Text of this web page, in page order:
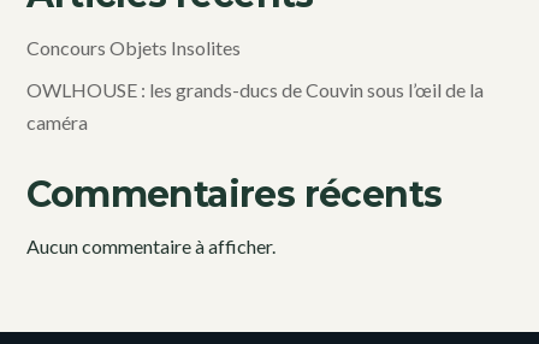
Concours Objets Insolites
OWLHOUSE : les grands-ducs de Couvin sous l’œil de la
caméra
Commentaires récents
Aucun commentaire à afficher.